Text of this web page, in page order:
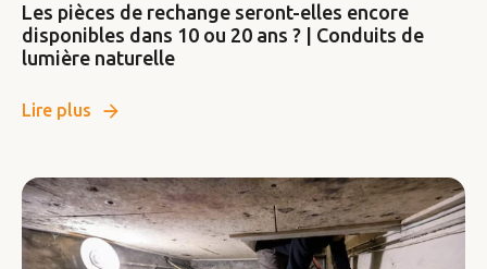
Les pièces de rechange seront-elles encore
disponibles dans 10 ou 20 ans ? | Conduits de
lumière naturelle
Lire plus